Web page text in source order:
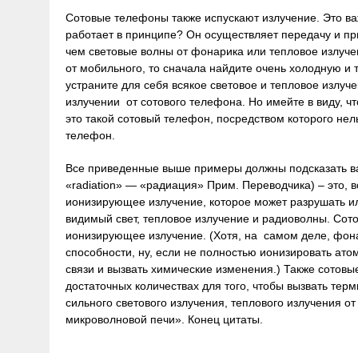
Сотовые телефоны также испускают излучение. Это
работает в принципе? Он осуществляет передачу и
чем световые волны от фонарика или тепловое
от мобильного, то сначала найдите очень холодную
устраните для себя всякое световое и тепловое
излучении от сотового телефона. Но имейте в виду,
это такой сотовый телефон, посредством которого
телефон.
Все приведенные выше примеры должны подсказать
«radiation» — «радиация» Прим. Переводчика) – это,
ионизирующее излучение, которое может разрушать
видимый свет, тепловое излучение и радиоволны.
ионизирующее излучение. (Хотя, на самом деле,
способности, ну, если не полностью ионизировать
связи и вызвать химические изменения.) Также
достаточных количествах для того, чтобы вызвать
сильного светового излучения, теплового излучения
микроволновой печи». Конец цитаты.